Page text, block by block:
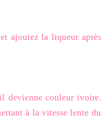
ajoutez la liqueur après
devienne couleur ivoire.
à la vitesse lente du